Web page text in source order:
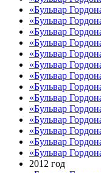
«Бульвар
«Бульвар
«Бульвар
«Бульвар
«Бульвар
«Бульвар
«Бульвар
«Бульвар
«Бульвар
«Бульвар
«Бульвар
«Бульвар
«Бульвар
«Бульвар
2012 год